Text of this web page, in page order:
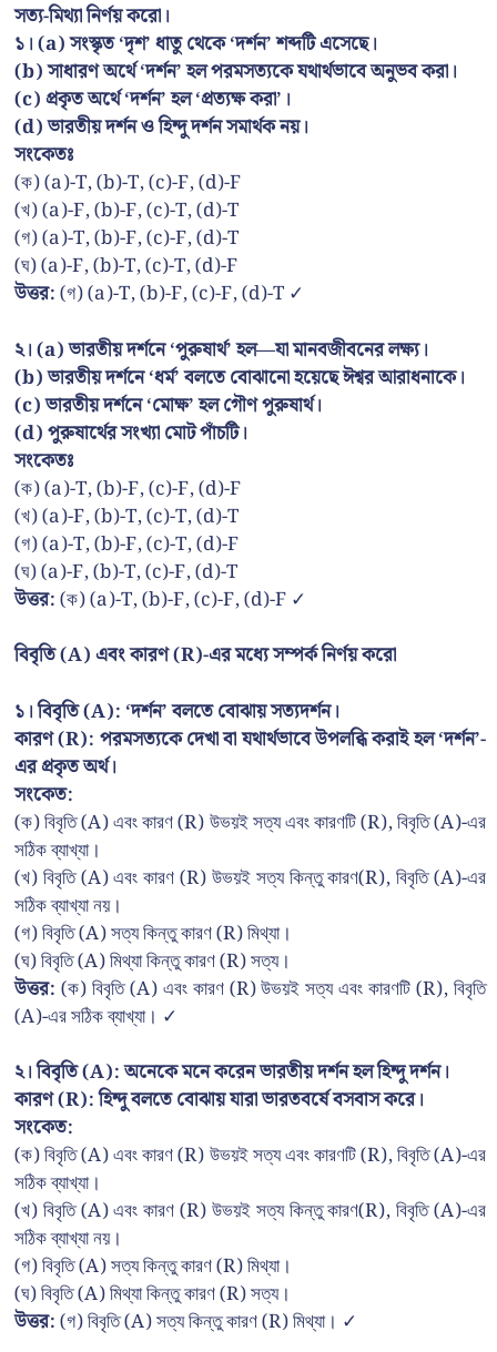
সত্য-মিথ্যা নির্ণয় করো।
১। (a) সংস্কৃত ‘দৃশ’ ধাতু থেকে ‘দর্শন’ শব্দটি এসেছে।
(b) সাধারণ অর্থে ‘দর্শন’ হল পরমসত্যকে যথার্থভাবে অনুভব করা।
(c) প্রকৃত অর্থে ‘দর্শন’ হল ‘প্রত্যক্ষ করা’।
(d) ভারতীয় দর্শন ও হিন্দু দর্শন সমার্থক নয়।
সংকেতঃ
(ক) (a)-T, (b)-T, (c)-F, (d)-F
(খ) (a)-F, (b)-F, (c)-T, (d)-T
(গ) (a)-T, (b)-F, (c)-F, (d)-T
(ঘ) (a)-F, (b)-T, (c)-T, (d)-F
উত্তর:(গ) (a)-T, (b)-F, (c)-F, (d)-T ✓
২। (a) ভারতীয় দর্শনে ‘পুরুষার্থ’ হল—যা মানবজীবনের লক্ষ্য।
(b) ভারতীয় দর্শনে ‘ধর্ম’ বলতে বোঝানো হয়েছে ঈশ্বর আরাধনাকে।
(c) ভারতীয় দর্শনে ‘মোক্ষ’ হল গৌণ পুরুষার্থ।
(d) পুরুষার্থের সংখ্যা মোট পাঁচটি।
সংকেতঃ
(ক) (a)-T, (b)-F, (c)-F, (d)-F
(খ) (a)-F, (b)-T, (c)-T, (d)-T
(গ) (a)-T, (b)-F, (c)-T, (d)-F
(ঘ) (a)-F, (b)-T, (c)-F, (d)-T
উত্তর:(ক) (a)-T, (b)-F, (c)-F, (d)-F ✓
বিবৃতি (A) এবং কারণ (R)-এর মধ্যে সম্পর্ক নির্ণয় করো
১। বিবৃতি (A): ‘দর্শন’ বলতে বোঝায় সত্যদর্শন।
কারণ (R): পরমসত্যকে দেখা বা যথার্থভাবে উপলব্ধি করাই হল ‘দর্শন’-
এর প্রকৃত অর্থ।
সংকেত:
(ক) বিবৃতি (A) এবং কারণ (R) উভয়ই সত্য এবং কারণটি (R), বিবৃতি (A)-এর
সঠিক ব্যাখ্যা।
(খ) বিবৃতি (A) এবং কারণ (R) উভয়ই সত্য কিন্তু কারণ(R), বিবৃতি (A)-এর
সঠিক ব্যাখ্যা নয়।
(গ) বিবৃতি (A) সত্য কিন্তু কারণ (R) মিথ্যা।
(ঘ) বিবৃতি (A) মিথ্যা কিন্তু কারণ (R) সত্য।
উত্তর: (ক) বিবৃতি (A) এবং কারণ (R) উভয়ই সত্য এবং কারণটি (R), বিবৃতি
(A)-এর সঠিক ব্যাখ্যা। ✓
২। বিবৃতি (A): অনেকে মনে করেন ভারতীয় দর্শন হল হিন্দু দর্শন।
কারণ (R): হিন্দু বলতে বোঝায় যারা ভারতবর্ষে বসবাস করে।
সংকেত:
(ক) বিবৃতি (A) এবং কারণ (R) উভয়ই সত্য এবং কারণটি (R), বিবৃতি (A)-এর
সঠিক ব্যাখ্যা।
(খ) বিবৃতি (A) এবং কারণ (R) উভয়ই সত্য কিন্তু কারণ(R), বিবৃতি (A)-এর
সঠিক ব্যাখ্যা নয়।
(গ) বিবৃতি (A) সত্য কিন্তু কারণ (R) মিথ্যা।
(ঘ) বিবৃতি (A) মিথ্যা কিন্তু কারণ (R) সত্য।
উত্তর:(গ) বিবৃতি (A) সত্য কিন্তু কারণ (R) মিথ্যা। ✓